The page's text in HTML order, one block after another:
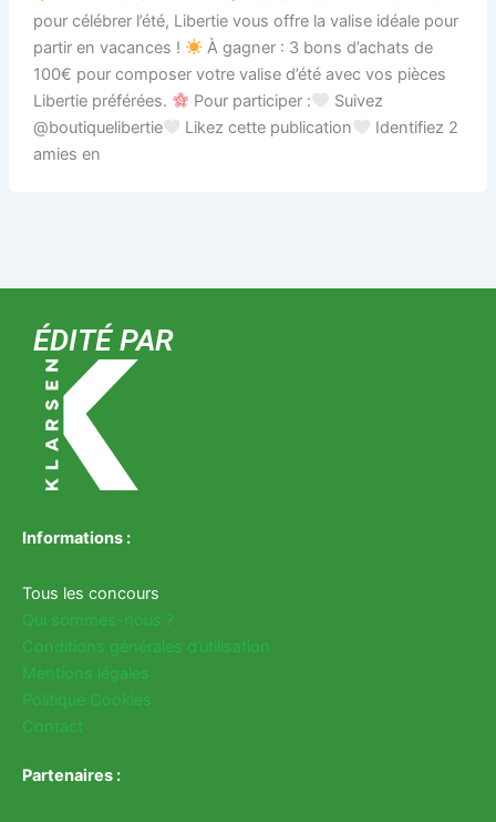
pour célébrer l’été, Libertie vous offre la valise idéale pour
partir en vacances !
À gagner : 3 bons d’achats de
100€ pour composer votre valise d’été avec vos pièces
Libertie préférées.
Pour participer :
Suivez
@boutiquelibertie
Likez cette publication
Identifiez 2
amies en
ÉDITÉ PAR
Informations :
Tous les concours
Qui sommes-nous ?
Conditions générales d’utilisation
Mentions légales
Politique Cookies
Contact
Partenaires :